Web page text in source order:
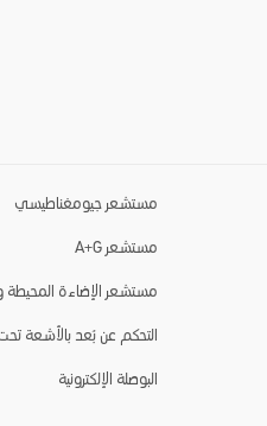
مستشعر جيومغناطيسي
مستشعر A+G
مستشعر الإضاءة المحيطة
التحكم عن بُعد بالأشعة
البوصلة الإلكترونية